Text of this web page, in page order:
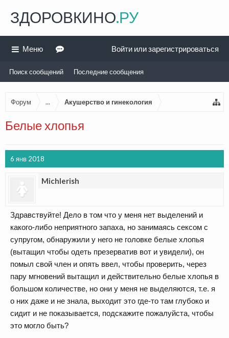
Форум ... Акушерство и гинекология
Белые хлопья
6 янв 2018
Michlerish
Здравствуйте! Дело в том что у меня нет выделений и
какого-либо неприятного запаха, но занимаясь сексом с
супругом, обнаружили у него не головке белые хлопья
(вытащил чтобы одеть презерватив вот и увидели), он
помыл свой член и опять ввел, чтобы проверить, через
пару мгновений вытащил и действительно белые хлопья в
большом количестве, но они у меня не выделяются, т.е. я
о них даже и не знала, выходит это где-то там глубоко и
сидит и не показывается, подскажите пожалуйста, чтобы
это могло быть?
ЗДОРОВКИНО.РУ
Меню
Поиск сообщений Последние сообщения
Войти или зарегистрироваться